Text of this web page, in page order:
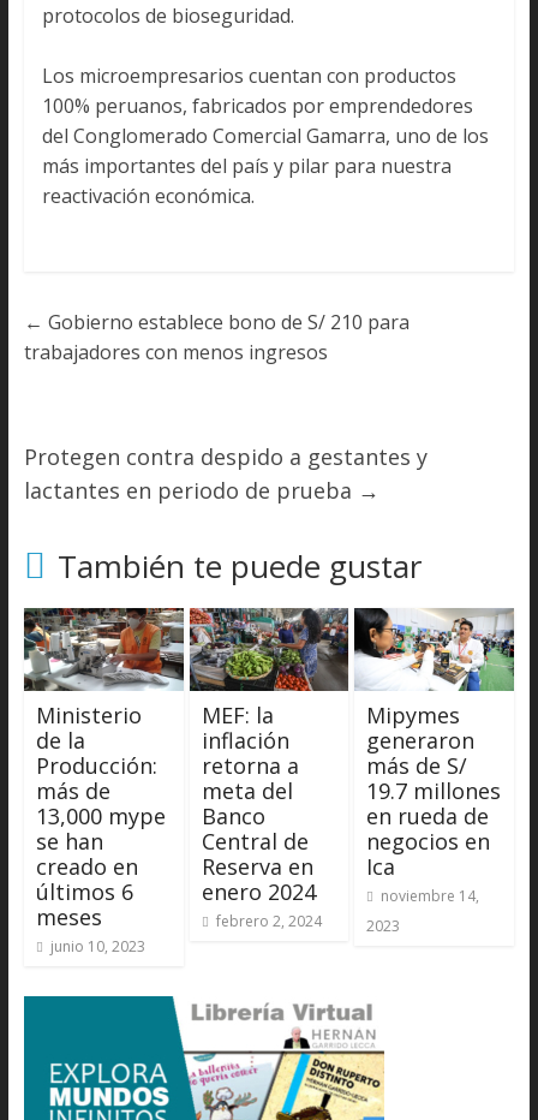
protocolos de bioseguridad.
Los microempresarios cuentan con productos
100% peruanos, fabricados por emprendedores
del Conglomerado Comercial Gamarra, uno de los
más importantes del país y pilar para nuestra
reactivación económica.
← Gobierno establece bono de S/ 210 para
trabajadores con menos ingresos
Protegen contra despido a gestantes y
lactantes en periodo de prueba →
También te puede gustar
Ministerio
de la
Producción:
más de
13,000 mype
se han
creado en
últimos 6
meses
junio 10, 2023
MEF: la
inflación
retorna a
meta del
Banco
Central de
Reserva en
enero 2024
febrero 2, 2024
Mipymes
generaron
más de S/
19.7 millones
en rueda de
negocios en
Ica
noviembre 14,
2023